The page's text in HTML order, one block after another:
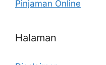
Pinjaman Online
Halaman